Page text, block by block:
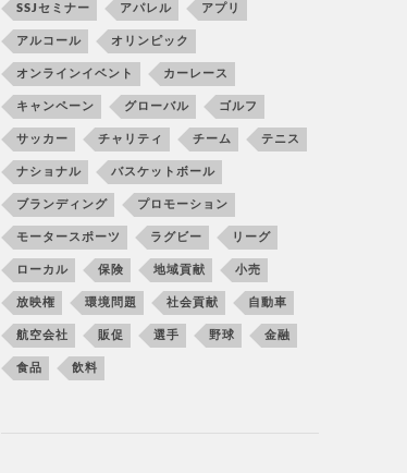
SSJセミナー アパレル アプリ
アルコール オリンピック
オンラインイベント カーレース
キャンペーン グローバル ゴルフ
サッカー チャリティ チーム テニス
ナショナル バスケットボール
ブランディング プロモーション
モータースポーツ ラグビー リーグ
ローカル 保険 地域貢献 小売
放映権 環境問題 社会貢献 自動車
航空会社 販促 選手 野球 金融
食品 飲料